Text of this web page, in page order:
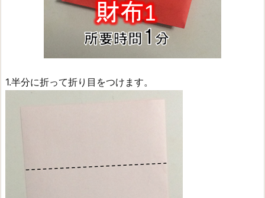
1.半分に折って折り目をつけます。